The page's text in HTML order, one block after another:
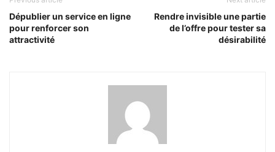
Dépublier un service en ligne
pour renforcer son
attractivité
Rendre invisible une partie
de l’offre pour tester sa
désirabilité